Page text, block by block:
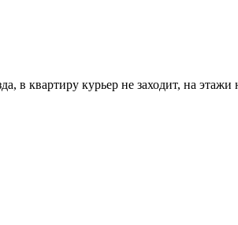
в квартиру курьер не заходит, на